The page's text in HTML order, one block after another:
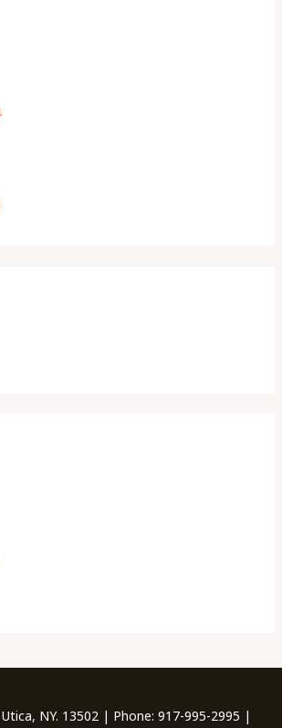
NY. 13502 | Phone: 917-995-2995 |